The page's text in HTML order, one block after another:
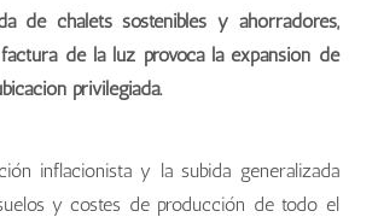
de chalets sostenibles y ahorradores,
de la luz provoca la expansión de
privilegiada.
inflacionista y la subida generalizada
y costes de producción de todo el